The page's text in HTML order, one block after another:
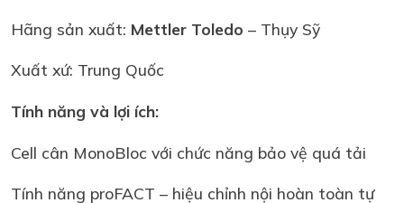
Hãng sản xuất: Mettler Toledo – Thụy Sỹ
Xuất xứ: Trung Quốc
Tính năng và lợi ích:
Cell cân MonoBloc với chức năng bảo vệ quá tải
Tính năng proFACT – hiệu chỉnh nội hoàn toàn tự